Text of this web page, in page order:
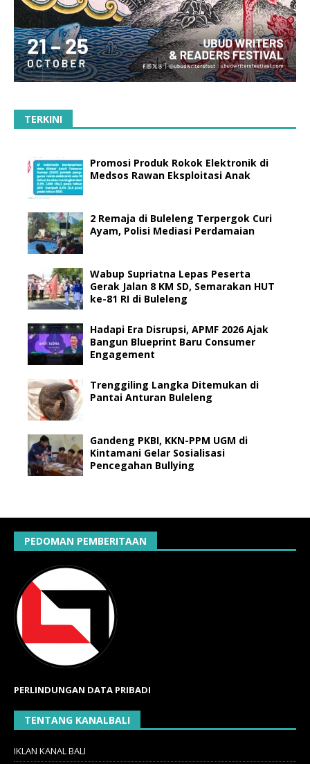
TERKINI
Promosi Produk Rokok Elektronik di
Medsos Rawan Eksploitasi Anak
2 Remaja di Buleleng Terpergok Curi
Ayam, Polisi Mediasi Perdamaian
Wabup Supriatna Lepas Peserta
Gerak Jalan 8 KM SD, Semarakan HUT
ke-81 RI di Buleleng
Hadapi Era Disrupsi, APMF 2026 Ajak
Bangun Blueprint Baru Consumer
Engagement
Trenggiling Langka Ditemukan di
Pantai Anturan Buleleng
Gandeng PKBI, KKN-PPM UGM di
Kintamani Gelar Sosialisasi
Pencegahan Bullying
PEDOMAN PEMBERITAAN
PERLINDUNGAN DATA PRIBADI
TENTANG KANALBALI
IKLAN KANAL BALI